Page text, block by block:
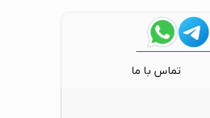
تماس با ما